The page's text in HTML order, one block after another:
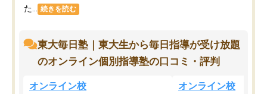
た...
続きを読む
東大毎日塾｜東大生から毎日指導が受け放題
のオンライン個別指導塾の口コミ・評判
オンライン校 オンライン校